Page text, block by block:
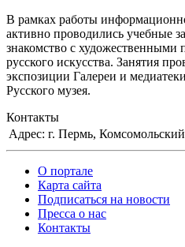
В рамках работы
активно проводились учебные
знакомство с художественными
русского искусства. Занятия
экспозиции Галереи и
Русского музея.
Контакты
Адрес: г. Пермь,
О портале
Карта сайта
Подписаться на новости
Пресса о нас
Контакты